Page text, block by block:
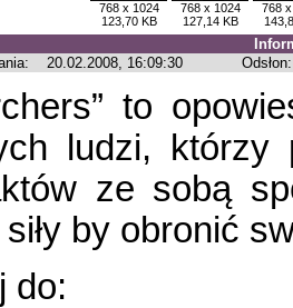
768 x 1024
123,70 KB
768 x 1024
127,14 KB
768
20.02.2008, 16:09:30 Odsłon:
to
ludzi,
ze sobą
siły by obronić
do: